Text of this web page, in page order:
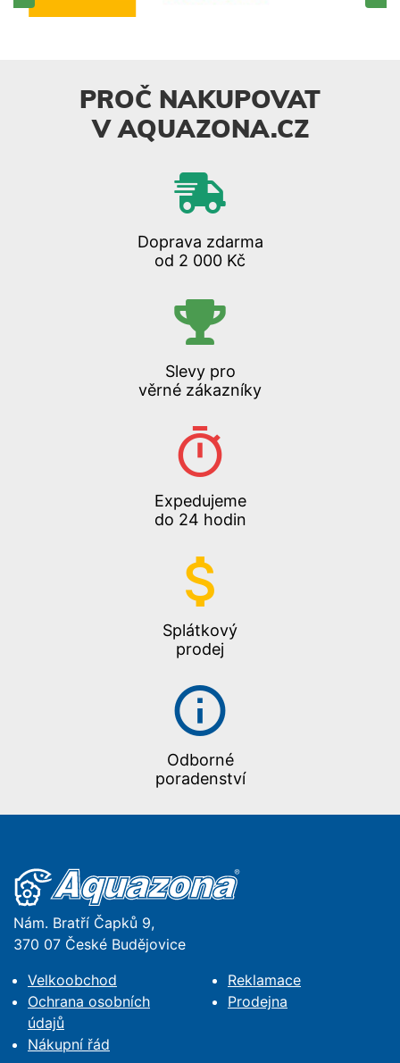
PROČ NAKUPOVAT
V AQUAZONA.CZ
Doprava zdarma
od 2 000 Kč
Slevy pro
věrné zákazníky
Expedujeme
do 24 hodin
Splátkový
prodej
Odborné
poradenství
Nám. Bratří Čapků 9,
370 07 České Budějovice
Velkoobchod
Ochrana osobních
údajů
Nákupní řád
Reklamace
Prodejna